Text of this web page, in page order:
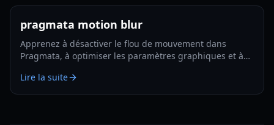
pragmata motion blur
Apprenez à désactiver le flou de mouvement dans
Pragmata, à optimiser les paramètres graphiques et à
fluides en 2026.
Lire la suite